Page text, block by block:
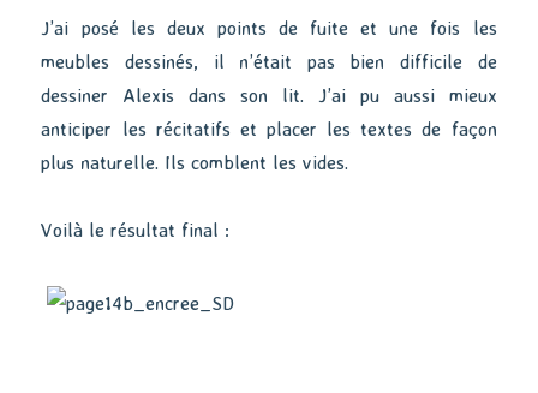
J’ai posé les deux points de fuite et une fois les
meubles dessinés, il n’était pas bien difficile de
dessiner Alexis dans son lit. J’ai pu aussi mieux
anticiper les récitatifs et placer les textes de façon
plus naturelle. Ils comblent les vides.
Voilà le résultat final :